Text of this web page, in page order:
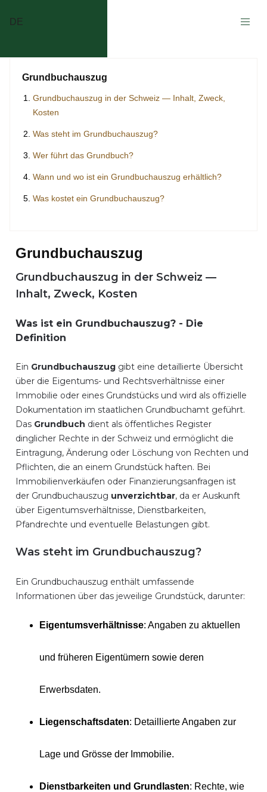
DE
Grundbuchauszug
Grundbuchauszug in der Schweiz — Inhalt, Zweck,
Kosten
Was steht im Grundbuchauszug?
Wer führt das Grundbuch?
Wann und wo ist ein Grundbuchauszug erhältlich?
Was kostet ein Grundbuchauszug?
Grundbuchauszug
Grundbuchauszug in der Schweiz —
Inhalt, Zweck, Kosten
Was ist ein Grundbuchauszug? - Die
Definition
Ein Grundbuchauszug gibt eine detaillierte Übersicht
über die Eigentums- und Rechtsverhältnisse einer
Immobilie oder eines Grundstücks und wird als offizielle
Dokumentation im staatlichen Grundbuchamt geführt.
Das Grundbuch dient als öffentliches Register
dinglicher Rechte in der Schweiz und ermöglicht die
Eintragung, Änderung oder Löschung von Rechten und
Pflichten, die an einem Grundstück haften. Bei
Immobilienverkäufen oder Finanzierungsanfragen ist
der Grundbuchauszug unverzichtbar, da er Auskunft
über Eigentumsverhältnisse, Dienstbarkeiten,
Pfandrechte und eventuelle Belastungen gibt.
Was steht im Grundbuchauszug?
Ein Grundbuchauszug enthält umfassende
Informationen über das jeweilige Grundstück, darunter:
Eigentumsverhältnisse: Angaben zu aktuellen
und früheren Eigentümern sowie deren
Erwerbsdaten.
Liegenschaftsdaten: Detaillierte Angaben zur
Lage und Grösse der Immobilie.
Dienstbarkeiten und Grundlasten: Rechte, wie